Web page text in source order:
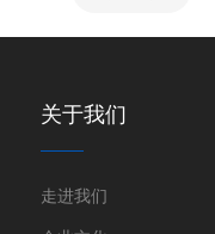
关于我们
走进我们